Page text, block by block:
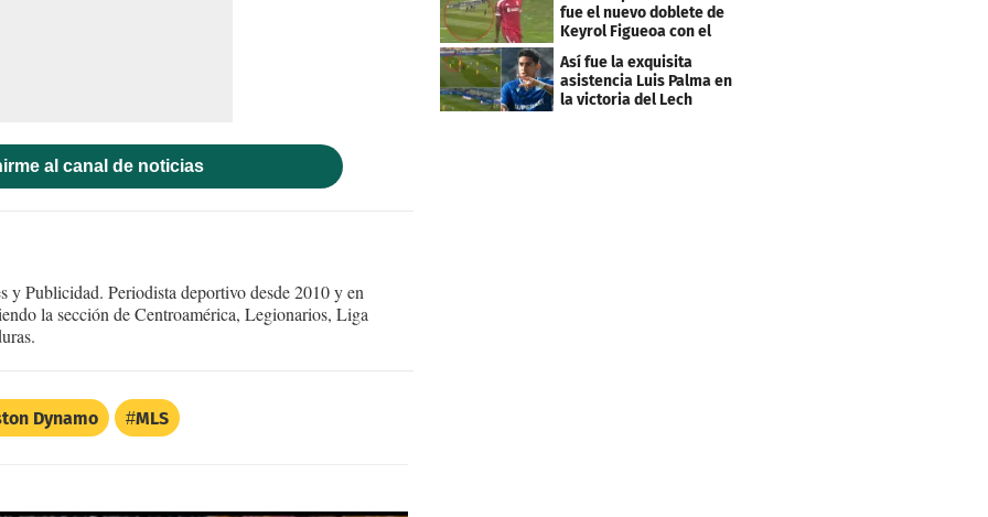
al canal de noticias
y Publicidad. Periodista deportivo desde 2010 y en
la sección de Centroamérica, Legionarios, Liga
Dynamo MLS
fue el nuevo doblete de
Keyrol Figueoa con el
Liverpool
Así fue la exquisita
asistencia Luis Palma en
la victoria del Lech